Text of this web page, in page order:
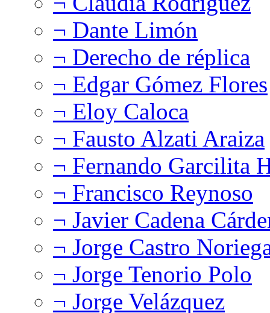
¬ Dante Limón
¬ Derecho de réplica
¬ Edgar Gómez Flores
¬ Eloy Caloca
¬ Fausto Alzati Araiza
¬ Fernando Garcilita
¬ Francisco Reynoso
¬ Javier Cadena
¬ Jorge Castro
¬ Jorge Tenorio Polo
¬ Jorge Velázquez